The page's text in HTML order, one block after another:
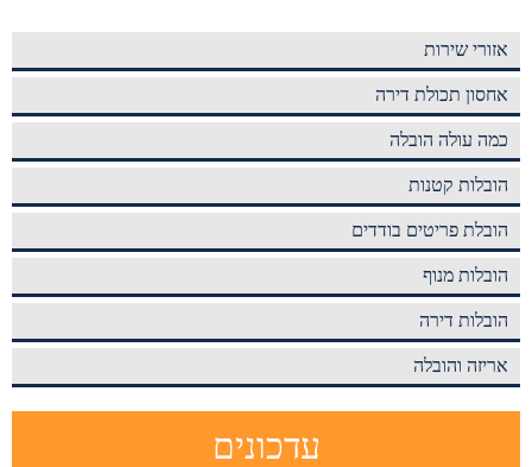
אזורי שירות
אחסון תכולת דירה
כמה עולה הובלה
הובלות קטנות
הובלת פריטים בודדים
הובלות מנוף
הובלות דירה
אריזה והובלה
עדכונים